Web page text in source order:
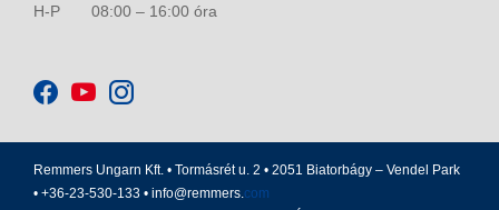
H-P
08:00 – 16:00 óra
Remmers Ungarn Kft. • Tormásrét u. 2 • 2051 Biatorbágy – Vendel Park
• +36-23-530-133 • info@remmers.com